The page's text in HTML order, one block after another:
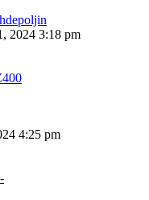
2024 3:18 pm
4:25 pm